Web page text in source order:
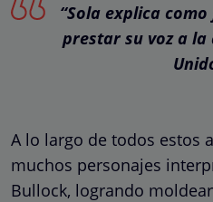
“Sola explica
prestar su voz a la
A lo largo de todos estos
muchos personajes
Bullock, logrando